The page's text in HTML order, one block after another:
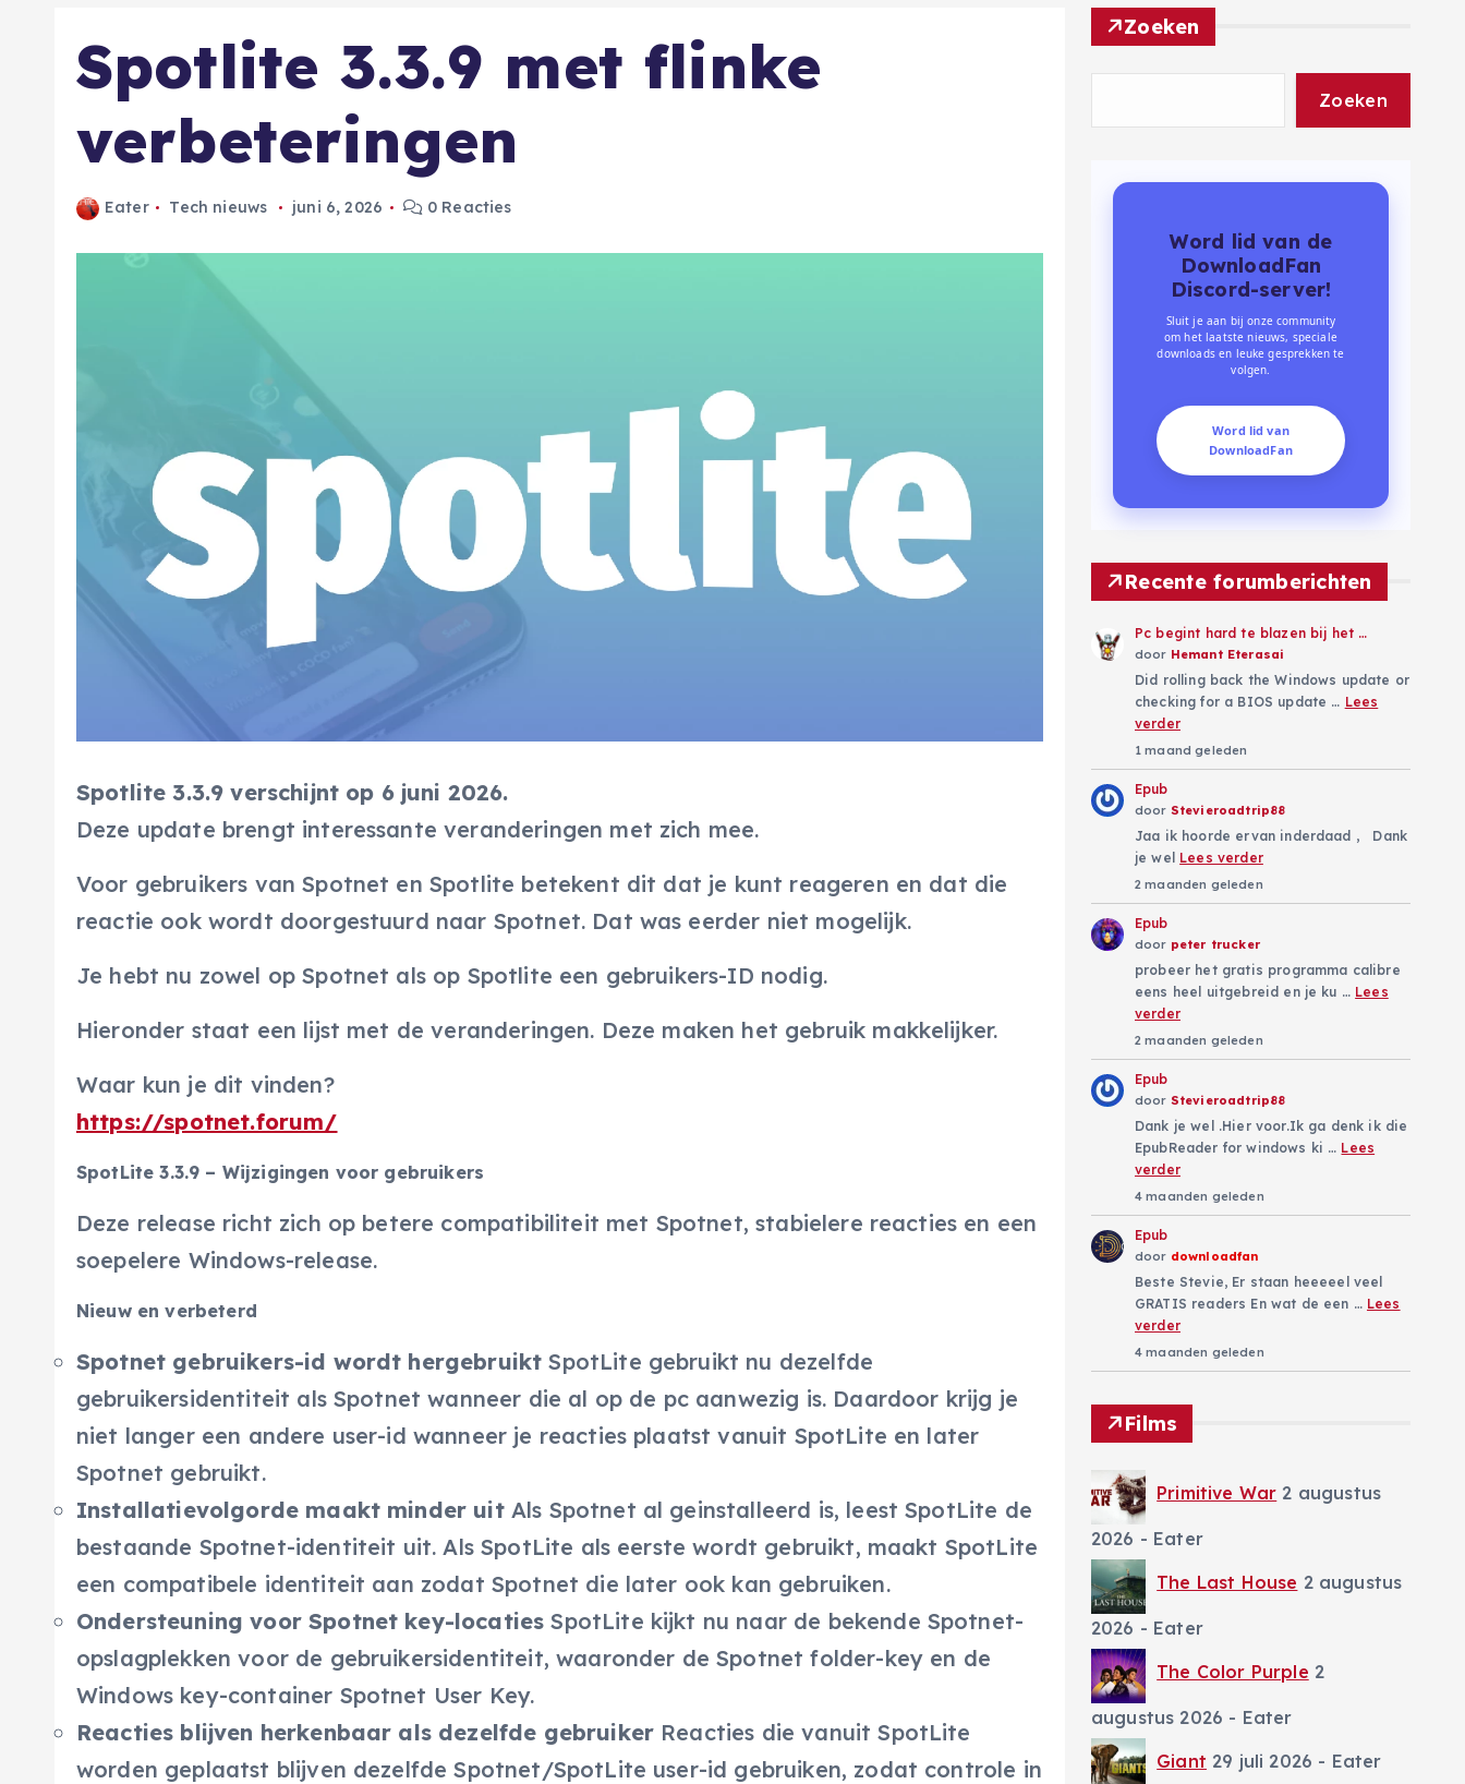
Spotlite 3.3.9 met flinke
verbeteringen
Eater Tech nieuws juni 6, 2026 0 Reacties
Spotlite 3.3.9 verschijnt op 6 juni 2026.
Deze update brengt interessante veranderingen met zich mee.
Voor gebruikers van Spotnet en Spotlite betekent dit dat je kunt reageren en dat die
reactie ook wordt doorgestuurd naar Spotnet. Dat was eerder niet mogelijk.
Je hebt nu zowel op Spotnet als op Spotlite een gebruikers-ID nodig.
Hieronder staat een lijst met de veranderingen. Deze maken het gebruik makkelijker.
Waar kun je dit vinden?
https://spotnet.forum/
SpotLite 3.3.9 – Wijzigingen voor gebruikers
Deze release richt zich op betere compatibiliteit met Spotnet, stabielere reacties en een
soepelere Windows-release.
Nieuw en verbeterd
Spotnet gebruikers-id wordt hergebruikt SpotLite gebruikt nu dezelfde
gebruikersidentiteit als Spotnet wanneer die al op de pc aanwezig is. Daardoor krijg je
niet langer een andere user-id wanneer je reacties plaatst vanuit SpotLite en later
Spotnet gebruikt.
Installatievolgorde maakt minder uitAls Spotnet al geinstalleerd is, leest SpotLite de
bestaande Spotnet-identiteit uit. Als SpotLite als eerste wordt gebruikt, maakt SpotLite
een compatibele identiteit aan zodat Spotnet die later ook kan gebruiken.
Ondersteuning voor Spotnet key-locaties SpotLite kijkt nu naar de bekende Spotnet-
opslagplekken voor de gebruikersidentiteit, waaronder de Spotnet folder-key en de
Windows key-container Spotnet User Key.
Reacties blijven herkenbaar als dezelfde gebruiker Reacties die vanuit SpotLite
worden geplaatst blijven dezelfde Spotnet/SpotLite user-id gebruiken, zodat controle in
Zoeken
Zoeken
Word lid van de
DownloadFan
Discord-server!
Sluit je aan bij onze community
om het laatste nieuws, speciale
downloads en leuke gesprekken te
volgen.
Word lid van
DownloadFan
Recente forumberichten
Pc begint hard te blazen bij het …
door Hemant Eterasai
Did rolling back the Windows update or
checking for a BIOS update … Lees
verder
1 maand geleden
Epub
door Stevieroadtrip88
Jaa ik hoorde ervan inderdaad , Dank
je wel Lees verder
2 maanden geleden
Epub
door peter trucker
probeer het gratis programma calibre
eens heel uitgebreid en je ku … Lees
verder
2 maanden geleden
Epub
door Stevieroadtrip88
Dank je wel .Hier voor.Ik ga denk ik die
EpubReader for windows ki … Lees
verder
4 maanden geleden
Epub
door downloadfan
Beste Stevie, Er staan heeeeel veel
GRATIS readers En wat de een … Lees
verder
4 maanden geleden
Films
Primitive War 2 augustus
2026 - Eater
The Last House 2 augustus
2026 - Eater
The Color Purple 2
augustus 2026 - Eater
Giant 29 juli 2026 - Eater